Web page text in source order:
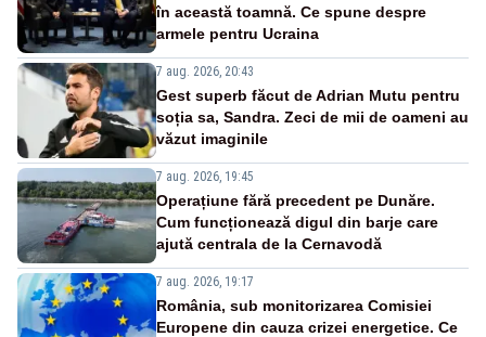
în această toamnă. Ce spune despre
armele pentru Ucraina
7 aug. 2026, 20:43
Gest superb făcut de Adrian Mutu pentru
soția sa, Sandra. Zeci de mii de oameni au
văzut imaginile
7 aug. 2026, 19:45
Operațiune fără precedent pe Dunăre.
Cum funcționează digul din barje care
ajută centrala de la Cernavodă
7 aug. 2026, 19:17
România, sub monitorizarea Comisiei
Europene din cauza crizei energetice. Ce